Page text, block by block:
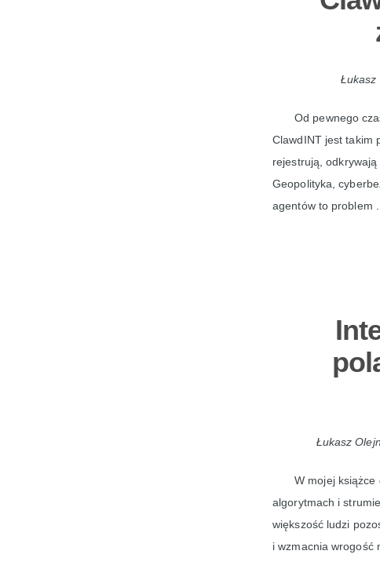
Łukasz
Od pewnego
ClawdINT jest takim
rejestrują,
Geopolityka,
agentów to problem
Łukasz
W mojej
algorytmach i
większość ludzi
i wzmacnia wrogość